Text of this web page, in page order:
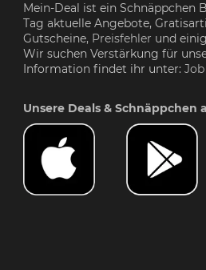
Mein-Deal ist ein Schnäppchen
Tag aktuelle Angebote,
Gutscheine, Preisfehler und
Wir suchen Verstärkung für
Information findet ihr unter:
Unsere Deals & Schnäppchen